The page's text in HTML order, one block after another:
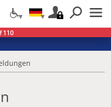
110